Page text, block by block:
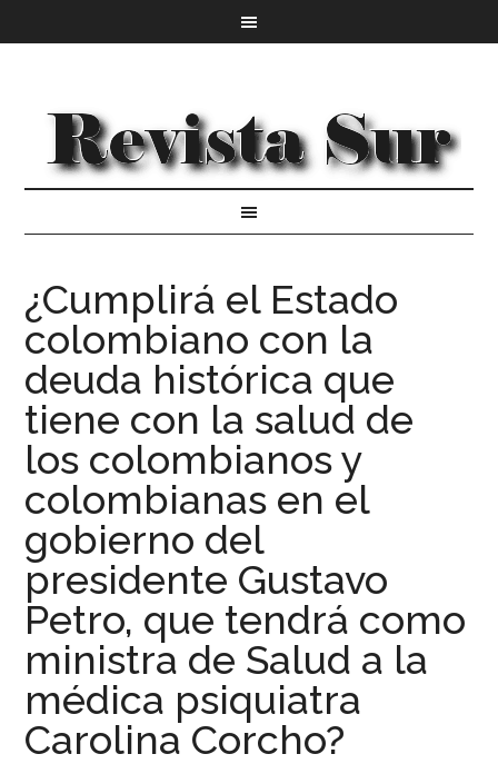
¿Cumplirá el Estado
colombiano con la
deuda histórica que
tiene con la salud de
los colombianos y
colombianas en el
gobierno del
presidente Gustavo
Petro, que tendrá como
ministra de Salud a la
médica psiquiatra
Carolina Corcho?